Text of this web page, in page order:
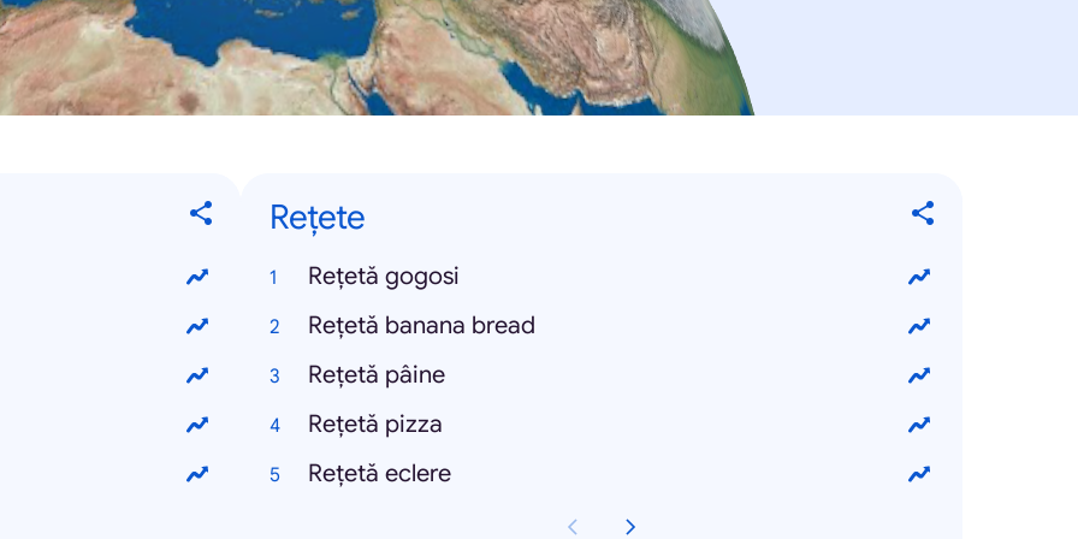
Rețete
Rețetă gogosi
Rețetă banana bread
Rețetă pâine
Rețetă pizza
Rețetă eclere